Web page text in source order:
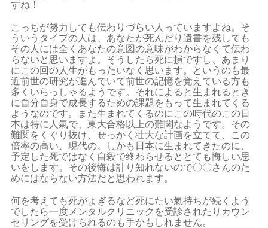
すね！
こっちが努力しても伝わりづらい人っていますよね。そ
ういうタイプの人は、あなたが死んだり遺書を残しても
その人には全くあなたの意図の意味がわからなくて伝わ
らないと思いますよ。そうしたら死に損ですし、あまり
にこの回の人生がもったいなく思います。というのも最
近前世の研究が進んでいて前世の記憶を覚えている方も
多くいらっしゃるようです。それによると生まれるとき
に自分自身で成長するための課題をもって生まれてくる
ようなのです。また生まれてくるのにこの時代のこの日
本は特に人氣で、東大合格以上の難関なようです。その
難関をくぐり抜け、せっかく壮大な計画を立てて、この
倍率の高い、現代の、しかも日本に生まれてきたのに、
予定した死ではなく自殺で終わらせるととても悔しい思
いをします。その後悔は計り知れないので〇〇さんのた
めにはならない方法だと思われます。
何を考えても死がよぎるなど死にたい氣持ちが続くよう
でしたら一度メンタルクリニックを受診されたりカウン
セリングを受けられるのも手かもしれません。